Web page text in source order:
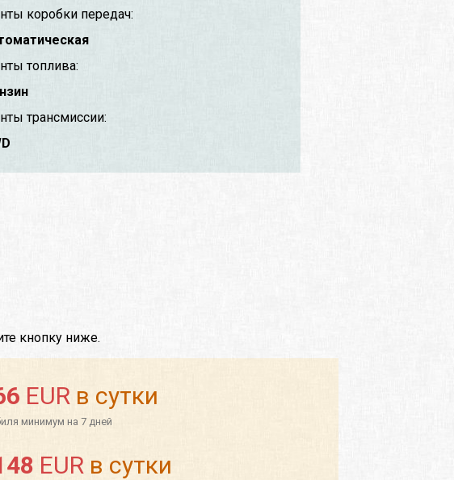
коробки передач:
топлива:
трансмиссии:
кнопку ниже.
EUR в сутки
минимум на 7 дней
EUR в сутки